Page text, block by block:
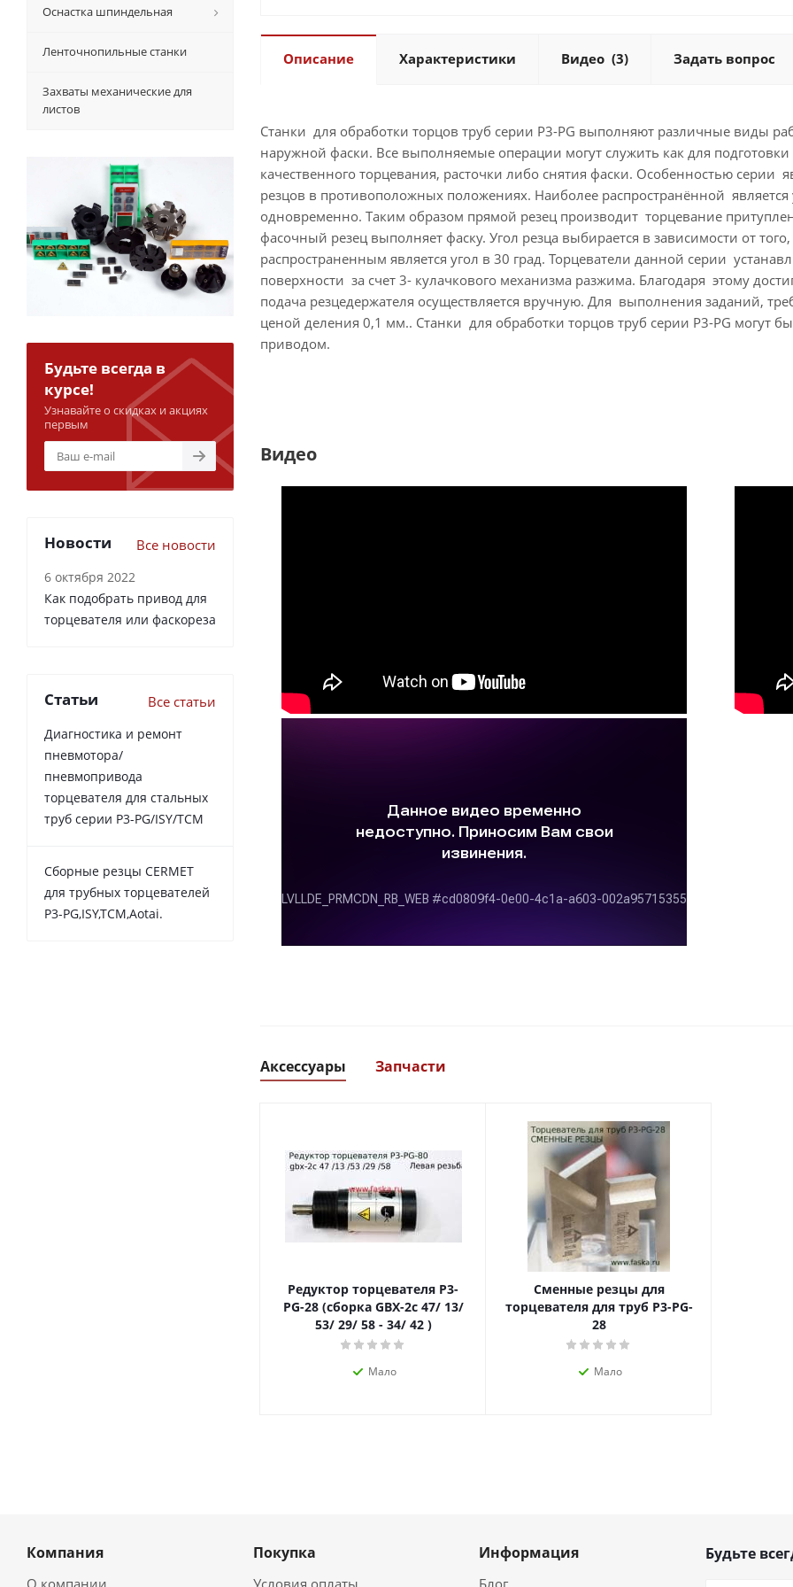
Описание Характеристики Видео (3) Задать вопрос
Станки для обработки торцов труб серии P3-PG выполняют различные виды
наружной фаски. Все выполняемые операции могут служить как для подготовки
качественного торцевания, расточки либо снятия фаски. Особенностью серии
резцов в противоположных положениях. Наиболее распространённой является
одновременно. Таким образом прямой резец производит торцевание
фасочный резец выполняет фаску. Угол резца выбирается в зависимости от
распространенным является угол в 30 град. Торцеватели данной серии
поверхности за счет 3- кулачкового механизма разжима. Благодаря этому
подача резцедержателя осуществляется вручную. Для выполнения заданий,
ценой деления 0,1 мм.. Станки для обработки торцов труб серии P3-PG могут
приводом.
Видео
Аксессуары Запчасти
Редуктор торцевателя P3-
PG-28 (сборка GBX-2c 47/ 13/
53/ 29/ 58 - 34/ 42 )
Мало
Сменные резцы для
торцевателя для труб P3-PG-
28
Мало
Оснастка шпиндельная
Ленточнопильные станки
Захваты механические для
листов
Будьте всегда в
курсе!
Узнавайте о скидках и акциях
первым
Новости Все новости
6 октября 2022
Как подобрать привод для
торцевателя или фаскореза
Статьи Все статьи
Диагностика и ремонт
пневмотора/
пневмопривода
торцевателя для стальных
труб серии P3-PG/ISY/TCM
Сборные резцы CERMET
для трубных торцевателей
P3-PG,ISY,TCM,Aotai.
Компания Покупка Информация Будьте